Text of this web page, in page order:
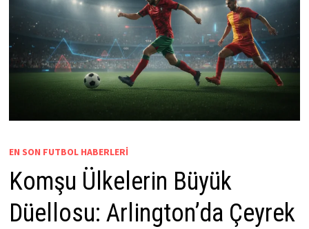
EN SON FUTBOL HABERLERI
Komşu Ülkelerin Büyük
Düellosu: Arlington’da Çeyrek